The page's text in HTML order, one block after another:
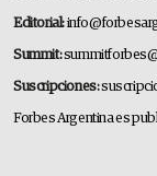
Editorial:
Summit:
Suscripciones:
Forbes Argentina es